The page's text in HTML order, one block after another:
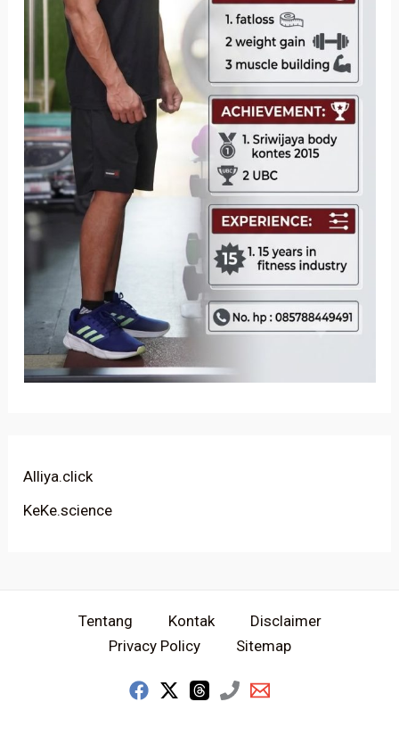
Alliya.click
KeKe.science
Tentang Kontak
Disclaimer
Privacy Policy
Sitemap